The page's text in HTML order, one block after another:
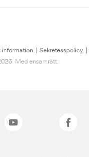
information Sekretesspolicy
Med ensamrätt.